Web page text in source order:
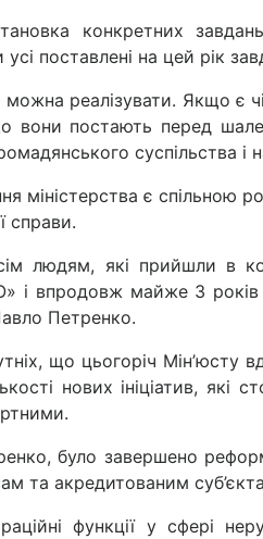
конкретних
поставлені на цей рік
можна реалізувати. Якщо є
вони постають перед
суспільства
міністерства є
справи.
людям, які прийшли в
впродовж майже 3 років
Петренко.
що цьогоріч Мін’юсту
нових ініціатив,
було завершено
та акредитованим
функції у сфері